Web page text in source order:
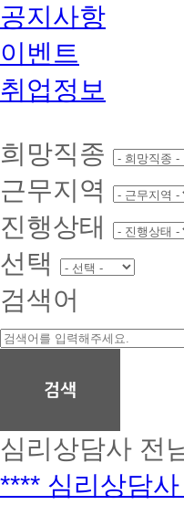
공지사항
이벤트
취업정보
희망직종
근무지역
진행상태
선택
검색어
심리상담사 전
**** 심리상담